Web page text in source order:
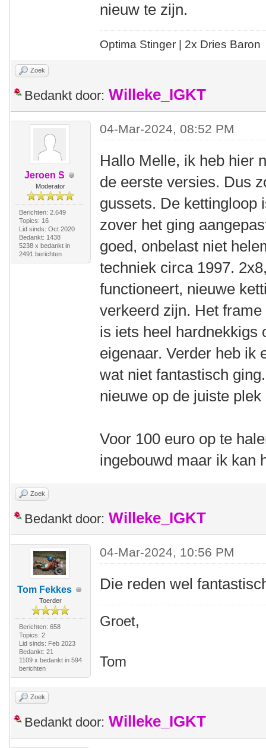
nieuw te zijn.
Optima Stinger | 2x Dries Baron
Zoek
Bedankt door: Willeke_IGKT
Jeroen S
Moderator
Berichten: 2.649
Topics: 16
Lid sinds: Oct 2020
Bedankt: 1438
5238 x bedankt in
2491 berichten
04-Mar-2024, 08:52 PM
Hallo Melle, ik heb hier
de eerste versies. Dus
gussets. De kettingloop
zover het ging
goed, onbelast niet
techniek circa 1997.
functioneert, nieuwe
verkeerd zijn. Het
is iets heel hardnekkigs
eigenaar. Verder heb ik
wat niet fantastisch
nieuwe op de juiste plek
Voor 100 euro op te
ingebouwd maar ik kan
Zoek
Bedankt door: Willeke_IGKT
Tom Fekkes
Toerder
Berichten: 658
Topics: 2
Lid sinds: Feb 2023
Bedankt: 21
1109 x bedankt in 594
berichten
04-Mar-2024, 10:56 PM
Die reden wel
Groet,
Tom
Zoek
Bedankt door: Willeke_IGKT